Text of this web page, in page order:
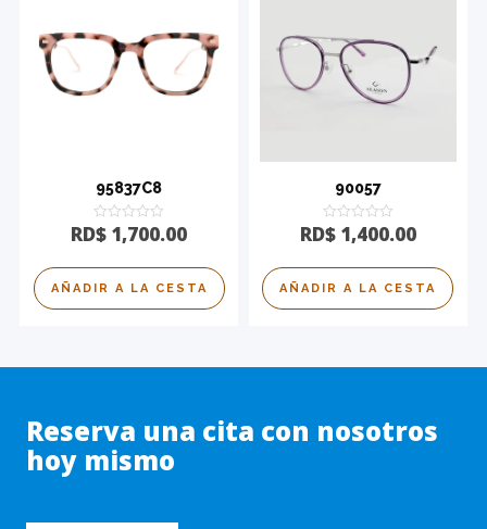
95837C8
Calificado
0
5
RD$ 1,700.00
AÑADIR A LA CESTA
90057
Calificado
0
5
RD$1,400.00
AÑADIR A LA CESTA
Reserva una cita con nosotros
hoy mismo